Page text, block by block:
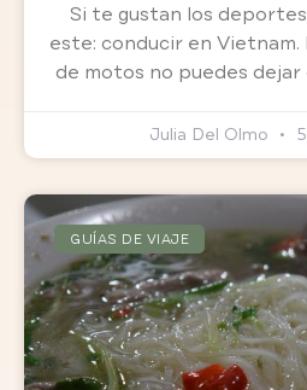
Si te gustan los
este: conducir en Vietnam.
de motos no puedes dejar
Julia Del Olmo
GUÍAS DE VIAJE